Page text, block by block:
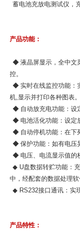
蓄电池充放电测试仪，
产品功能：
◆ 液晶屏显示，全中文
控。
◆ 实时在线监控功能：
机,显示并打印各种图表
◆ 自动放充电功能：设
◆ 电池活化功能：设定
◆ 自动停机功能：在下
◆ 保护功能：如有电压
◆ 电压、电流显示值的
◆ U盘数据转贮功能：
中，经配套的数据处理
◆ RS232接口通讯：实
产品特性：